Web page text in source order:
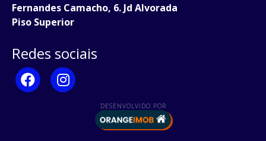
Fernandes Camacho, 6. Jd Alvorada
Piso Superior
Redes sociais
DESENVOLVIDO POR